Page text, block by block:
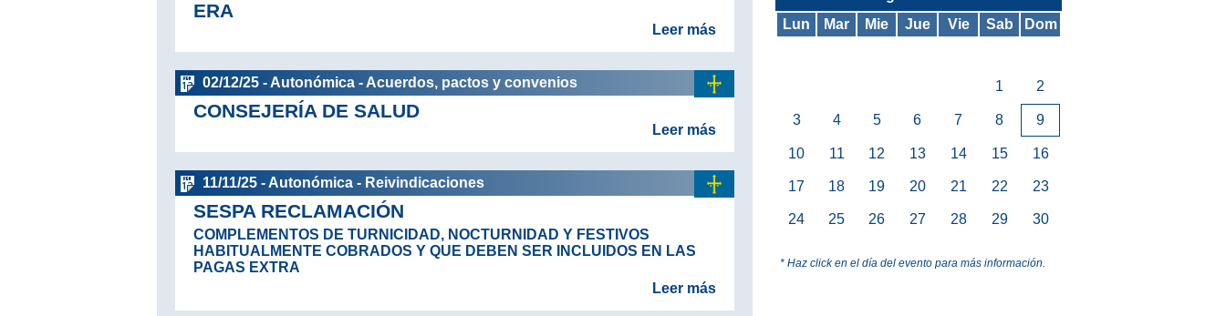
ERA
Leer más
02/12/25 - Autonómica - Acuerdos, pactos y convenios
CONSEJERÍA DE SALUD
Leer más
11/11/25 - Autonómica - Reivindicaciones
SESPA RECLAMACIÓN
COMPLEMENTOS DE TURNICIDAD, NOCTURNIDAD Y FESTIVOS
HABITUALMENTE COBRADOS Y QUE DEBEN SER INCLUIDOS EN LAS
PAGAS EXTRA
Leer más
Lun
Mar Mie Jue Vie Sab Dom
1 2
3 4 5 6 7 8 9
10 11 12 13 14 15 16
17 18 19 20 21 22 23
24 25 26 27 28 29 30
* Haz click en el día del evento para más información.